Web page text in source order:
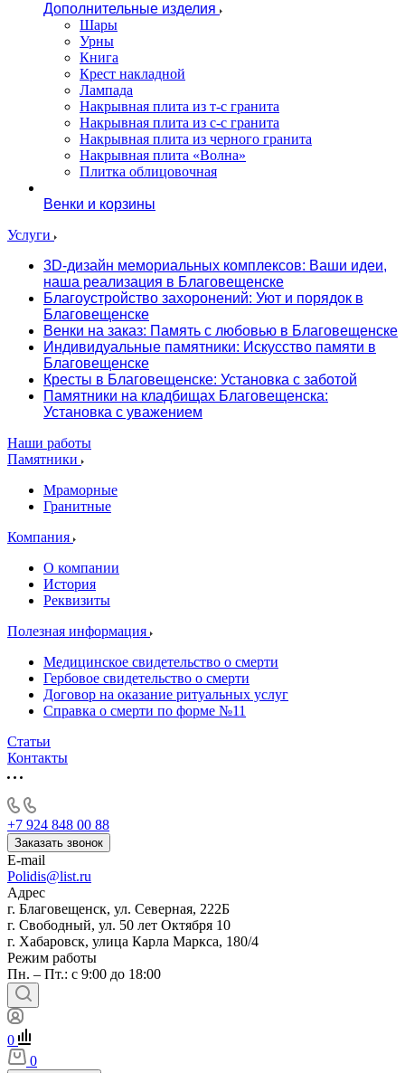
Дополнительные изделия
Шары
Урны
Книга
Крест накладной
Лампада
Накрывная плита из т-с гранита
Накрывная плита из с-с гранита
Накрывная плита из черного гранита
Накрывная плита «Волна»
Плитка облицовочная
Венки и корзины
Услуги
3D-дизайн мемориальных комплексов: Ваши идеи,
наша реализация в Благовещенске
Благоустройство захоронений: Уют и порядок в
Благовещенске
Венки на заказ: Память с любовью в Благовещенске
Индивидуальные памятники: Искусство памяти в
Благовещенске
Кресты в Благовещенске: Установка с заботой
Памятники на кладбищах Благовещенска:
Установка с уважением
Наши работы
Памятники
Мраморные
Гранитные
Компания
О компании
История
Реквизиты
Полезная информация
Медицинское свидетельство о смерти
Гербовое свидетельство о смерти
Договор на оказание ритуальных услуг
Справка о смерти по форме №11
Статьи
Контакты
+7 924 848 00 88
Заказать звонок
E-mail
Polidis@list.ru
Адрес
г. Благовещенск, ул. Северная, 222Б
г. Свободный, ул. 50 лет Октября 10
г. Хабаровск, улица Карла Маркса, 180/4
Режим работы
Пн. – Пт.: с 9:00 до 18:00
0
0